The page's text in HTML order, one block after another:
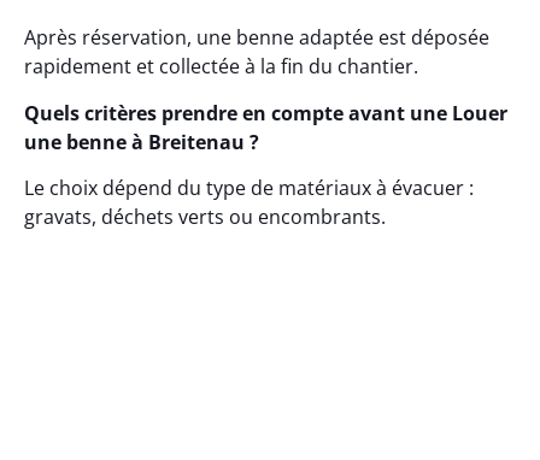
Après réservation, une benne adaptée est déposée
rapidement et collectée à la fin du chantier.
Quels critères prendre en compte avant une Louer
une benne à Breitenau ?
Le choix dépend du type de matériaux à évacuer :
gravats, déchets verts ou encombrants.